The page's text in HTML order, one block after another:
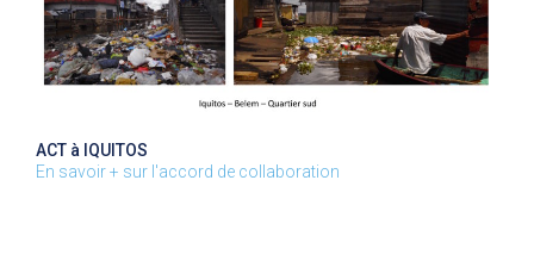
ACT à IQUITOS
En savoir + sur l'accord de collaboration